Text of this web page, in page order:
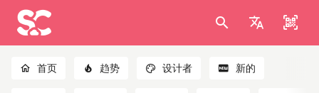
首页 趋势 设计者 新的